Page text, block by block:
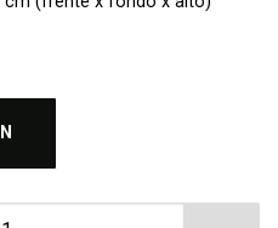
BLENDER Touch Pro